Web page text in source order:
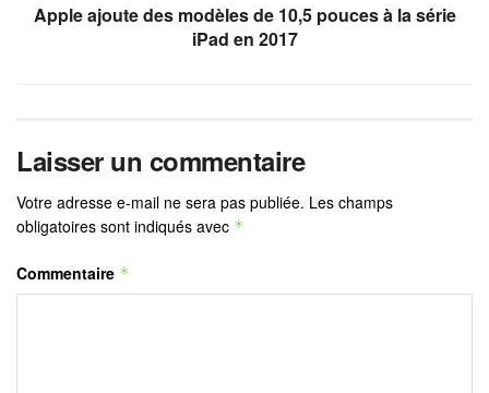
Apple ajoute des modèles de 10,5 pouces à la série
iPad en 2017
Laisser un commentaire
Votre adresse e-mail ne sera pas publiée. Les champs
obligatoires sont indiqués avec *
Commentaire *